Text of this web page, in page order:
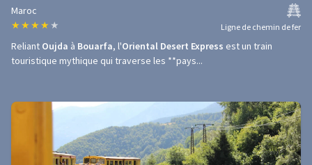
Maroc
★ ★ ★ ★ ★ Ligne de chemin de fer
Reliant Oujda à Bouarfa, l'Oriental Desert Express est un train
touristique mythique qui traverse les **pays...